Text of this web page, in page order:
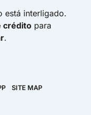
está interligado.
crédito para
.
SITE MAP